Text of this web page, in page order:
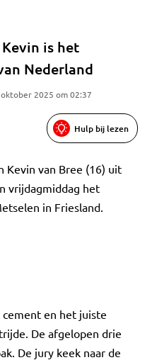
is het
Nederland
2025 om 02:37
Hulp bij lezen
Kevin van Bree (16) uit
vrijdagmiddag het
in Friesland.
en het juiste
De afgelopen drie
De jury keek naar de